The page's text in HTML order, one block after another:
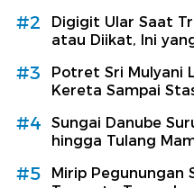
#2
Digigit Ular Saat
atau Diikat, Ini
#3
Potret Sri Mulyani
Kereta Sampai
#4
Sungai Danube
hingga Tulang
#5
Mirip Pegunungan